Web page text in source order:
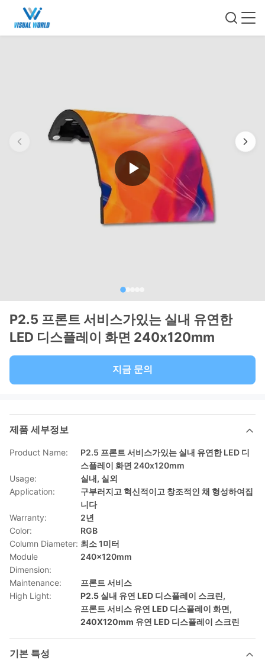
P2.5 프론트 서비스가있는 실내 유연한
LED 디스플레이 화면 240x120mm
지금 문의
제품 세부정보
Product Name:
P2.5 프론트 서비스가있는 실내 유연한 LED 디
스플레이 화면 240x120mm
Usage:
실내, 실외
Application:
구부러지고 혁신적이고 창조적인 채 형성하여집
니다
Warranty:
2년
Color:
RGB
Column Diameter: 최소 1미터
Module
Dimension:
240x120mm
Maintenance:
프론트 서비스
High Light:
P2.5 실내 유연 LED 디스플레이 스크린,
프론트 서비스 유연 LED 디스플레이 화면,
240X120mm 유연 LED 디스플레이 스크린
기본 특성